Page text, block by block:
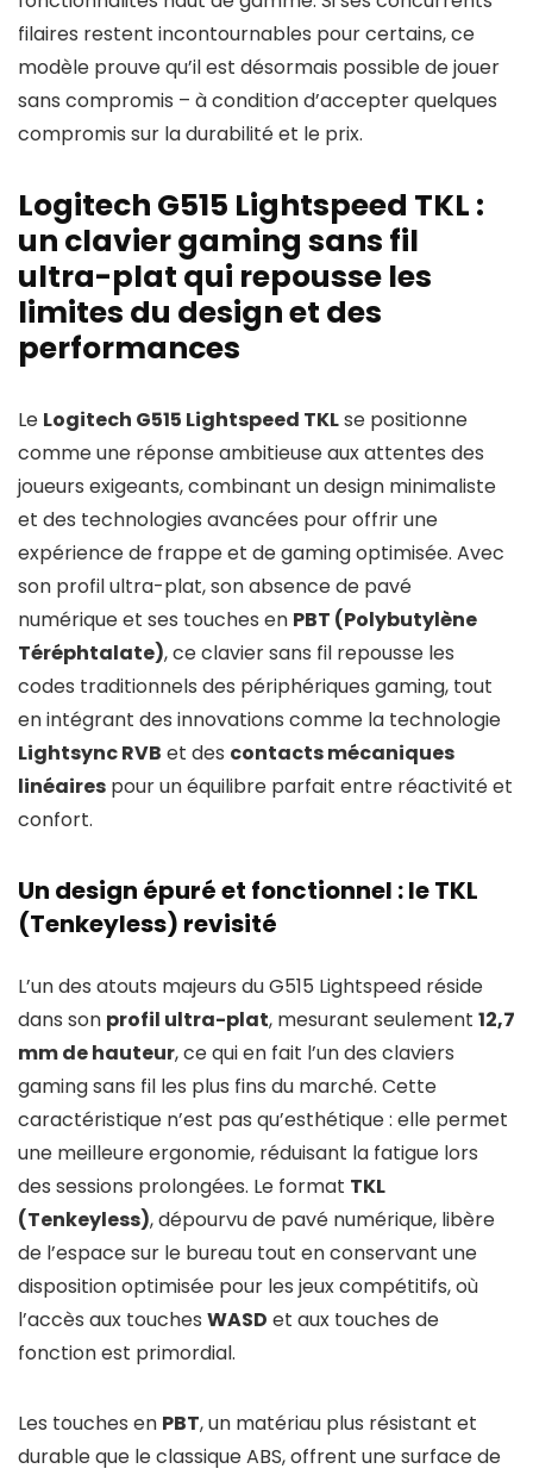
filaires restent incontournables pour certains, ce
modèle prouve qu’il est désormais possible de jouer
sans compromis – à condition d’accepter quelques
compromis sur la durabilité et le prix.
Logitech G515 Lightspeed TKL :
un clavier gaming sans fil
ultra-plat qui repousse les
limites du design et des
performances
Le Logitech G515 Lightspeed TKLse positionne
comme une réponse ambitieuse aux attentes des
joueurs exigeants, combinant un design minimaliste
et des technologies avancées pour offrir une
expérience de frappe et de gaming optimisée. Avec
son profil ultra-plat, son absence de pavé
numérique et ses touches en PBT (Polybutylène
Téréphtalate), ce clavier sans fil repousse les
codes traditionnels des périphériques gaming, tout
en intégrant des innovations comme la technologie
Lightsync RVB et des contacts mécaniques
linéaires pour un équilibre parfait entre réactivité et
confort.
Un design épuré et fonctionnel : le TKL
(Tenkeyless) revisité
L’un des atouts majeurs du G515 Lightspeed réside
dans son profil ultra-plat, mesurant seulement 12,7
mm de hauteur, ce qui en fait l’un des claviers
gaming sans fil les plus fins du marché. Cette
caractéristique n’est pas qu’esthétique : elle permet
une meilleure ergonomie, réduisant la fatigue lors
des sessions prolongées. Le format TKL
(Tenkeyless), dépourvu de pavé numérique, libère
de l’espace sur le bureau tout en conservant une
disposition optimisée pour les jeux compétitifs, où
l’accès aux touches WASD et aux touches de
fonction est primordial.
Les touches en PBT, un matériau plus résistant et
durable que le classique ABS, offrent une surface de